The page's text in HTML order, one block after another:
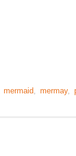
mermaid mermay,